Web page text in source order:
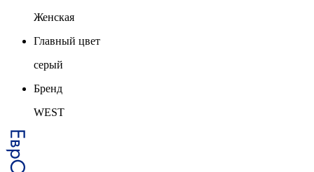
Женская
Главный цвет
серый
Бренд
WEST